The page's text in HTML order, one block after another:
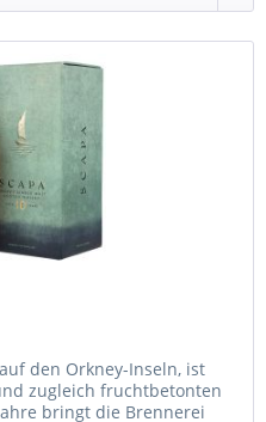
den Orkney-Inseln, ist
zugleich fruchtbetonten
bringt die Brennerei